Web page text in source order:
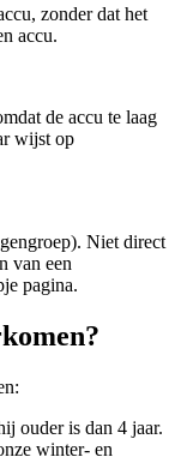
zonder dat het
accu.
de accu te laag
wijst op
Niet direct
van een
pagina.
ouder is dan 4 jaar.
winter- en